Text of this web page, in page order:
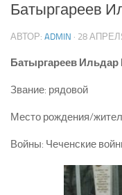
Батыргареев
АВТОР: ADMIN · 28
Батыргареев
Звание: рядовой
Место рождения/
Войны: Чеченские